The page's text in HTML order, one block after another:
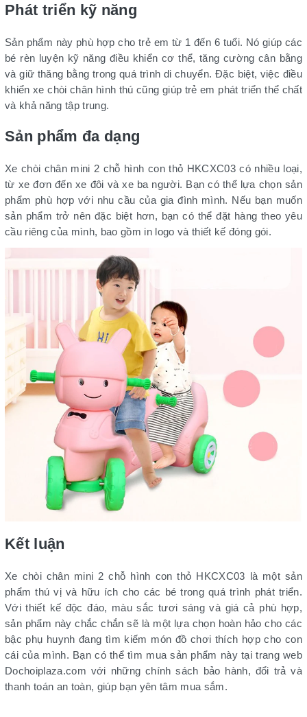
Phát triển kỹ năng
Sản phẩm này phù hợp cho trẻ em từ 1 đến 6 tuổi. Nó giúp các
bé rèn luyện kỹ năng điều khiển cơ thể, tăng cường cân bằng
và giữ thăng bằng trong quá trình di chuyển. Đặc biệt, việc điều
khiển xe chòi chân hình thú cũng giúp trẻ em phát triển thể chất
và khả năng tập trung.
Sản phẩm đa dạng
Xe chòi chân mini 2 chỗ hình con thỏ HKCXC03 có nhiều loại,
từ xe đơn đến xe đôi và xe ba người. Bạn có thể lựa chọn sản
phẩm phù hợp với nhu cầu của gia đình mình. Nếu bạn muốn
sản phẩm trở nên đặc biệt hơn, bạn có thể đặt hàng theo yêu
cầu riêng của mình, bao gồm in logo và thiết kế đóng gói.
Kết luận
Xe chòi chân mini 2 chỗ hình con thỏ HKCXC03 là một sản
phẩm thú vị và hữu ích cho các bé trong quá trình phát triển.
Với thiết kế độc đáo, màu sắc tươi sáng và giá cả phù hợp,
sản phẩm này chắc chắn sẽ là một lựa chọn hoàn hảo cho các
bậc phụ huynh đang tìm kiếm món đồ chơi thích hợp cho con
cái của mình. Bạn có thể tìm mua sản phẩm này tại trang web
Dochoiplaza.com với những chính sách bảo hành, đổi trả và
thanh toán an toàn, giúp bạn yên tâm mua sắm.